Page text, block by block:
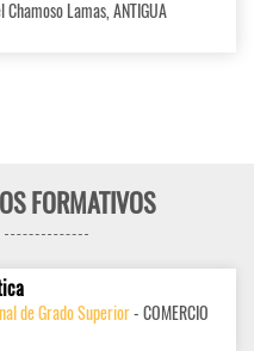
Lamas, ANTIGUA
FORMATIVOS
de Grado Superior- COMERCIO